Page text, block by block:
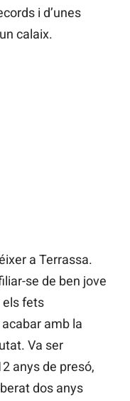
i d’unes
calaix.
a Terrassa.
se de ben jove
els fets
amb la
Va ser
anys de presó,
dos anys